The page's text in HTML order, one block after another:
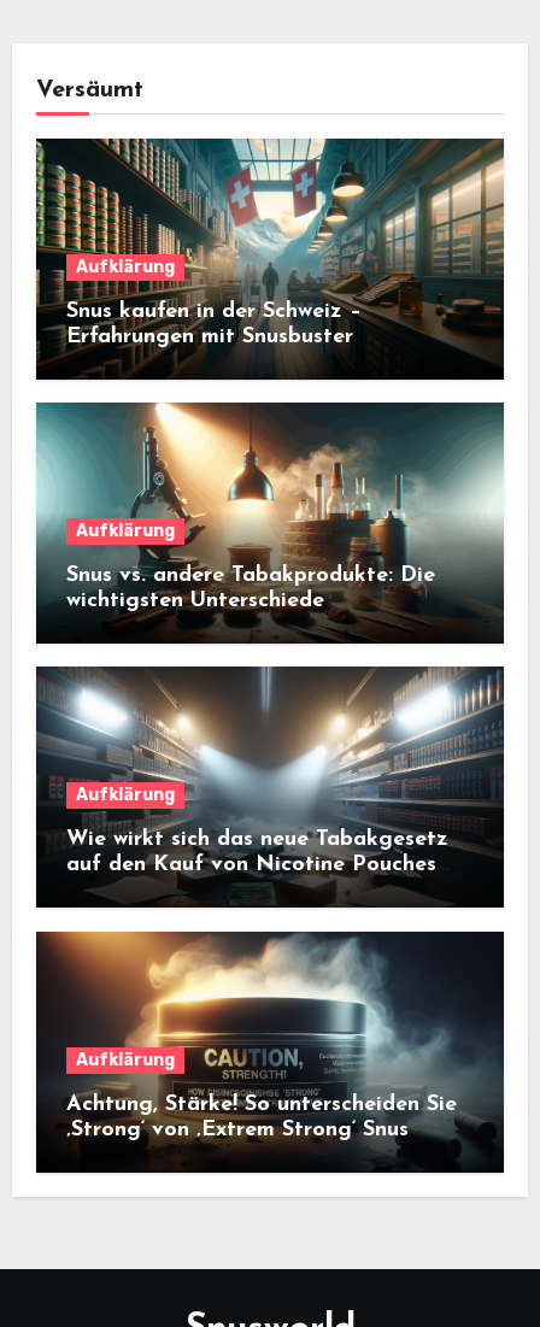
Versäumt
Aufklärung
Snus kaufen in der Schweiz –
Erfahrungen mit Snusbuster
Aufklärung
Snus vs. andere Tabakprodukte: Die
wichtigsten Unterschiede
Aufklärung
Wie wirkt sich das neue Tabakgesetz
auf den Kauf von Nicotine Pouches
aus?
Aufklärung
Achtung, Stärke! So unterscheiden Sie
‚Strong‘ von ‚Extrem Strong‘ Snus